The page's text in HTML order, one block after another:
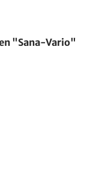
"Sana-Vario"